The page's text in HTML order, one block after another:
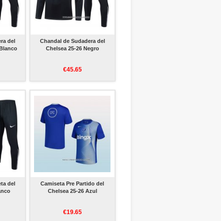
del
Chandal de Sudadera del
Chelsea 25-26 Negro
€45.65
del
Camiseta Pre Partido del
Chelsea 25-26 Azul
€19.65